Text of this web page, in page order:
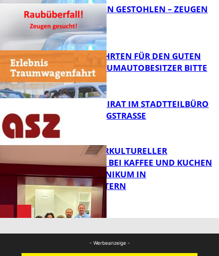
FB News
TEURE KETTEN GESTOHLEN – ZEUGEN
GESUCHT!
FB News
SPENDENFAHRTEN FÜR DEN GUTEN
ZWECK – TRAUMAUTOBESITZER BITTE
MELDEN!
FB News
SENIORENBEIRAT IM STADTTEILBÜRO
IN DER KÖNIGSTRASSE
NEUER INTERKULTURELLER
TREFFPUNKT BEI KAFFEE UND KUCHEN
IM PFALZKLINIKUM IN
KAISERSLAUTERN
- Werbeanzeige -